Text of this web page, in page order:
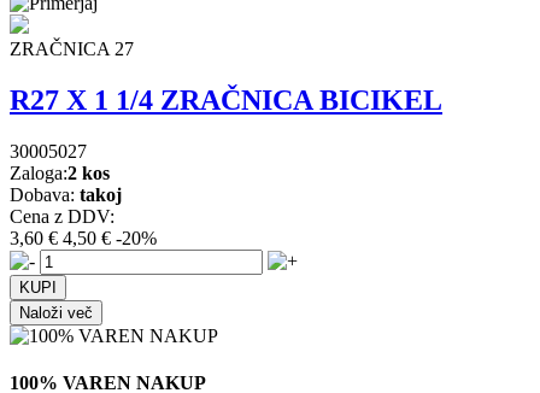
ZRAČNICA 27
R27 X 1 1/4 ZRAČNICA BICIKEL
30005027
Zaloga:2 kos
Dobava: takoj
Cena z DDV:
3,60 € 4,50 € -20%
Naloži več
100% VAREN NAKUP